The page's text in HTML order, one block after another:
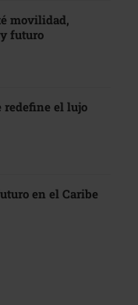
movilidad,
futuro
redefine el lujo
en el Caribe